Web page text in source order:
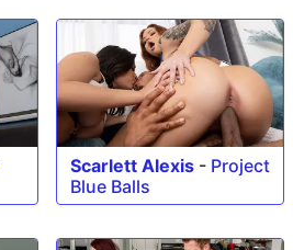
Scarlett Alexis - Project
Blue Balls